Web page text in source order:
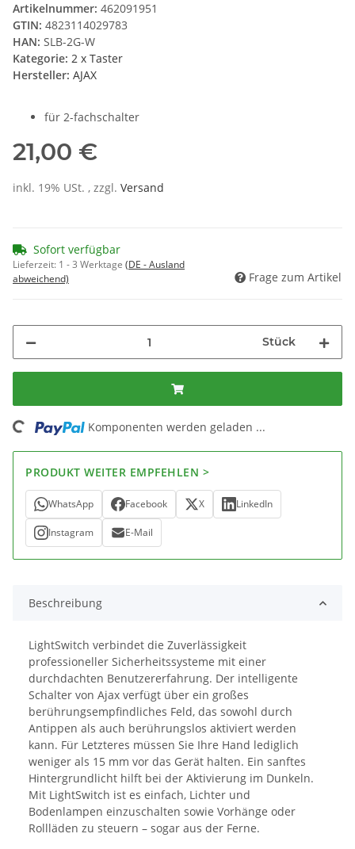
Artikelnummer: 462091951
GTIN: 4823114029783
HAN: SLB-2G-W
Kategorie: 2 x Taster
Hersteller: AJAX
für 2-fachschalter
21,00 €
inkl. 19% USt. , zzgl. Versand
Sofort verfügbar
Lieferzeit: 1 - 3 Werktage (DE - Ausland
abweichend)
Frage zum Artikel
Stück
Loading... Komponenten werden geladen ...
PRODUKT WEITER EMPFEHLEN >
WhatsApp Facebook X LinkedIn
Instagram E-Mail
Beschreibung
LightSwitch verbindet die Zuverlässigkeit
professioneller Sicherheitssysteme mit einer
durchdachten Benutzererfahrung. Der intelligente
Schalter von Ajax verfügt über ein großes
berührungsempfindliches Feld, das sowohl durch
Antippen als auch berührungslos aktiviert werden
kann. Für Letzteres müssen Sie Ihre Hand lediglich
weniger als 15 mm vor das Gerät halten. Ein sanftes
Hintergrundlicht hilft bei der Aktivierung im Dunkeln.
Mit LightSwitch ist es einfach, Lichter und
Bodenlampen einzuschalten sowie Vorhänge oder
Rollläden zu steuern – sogar aus der Ferne.